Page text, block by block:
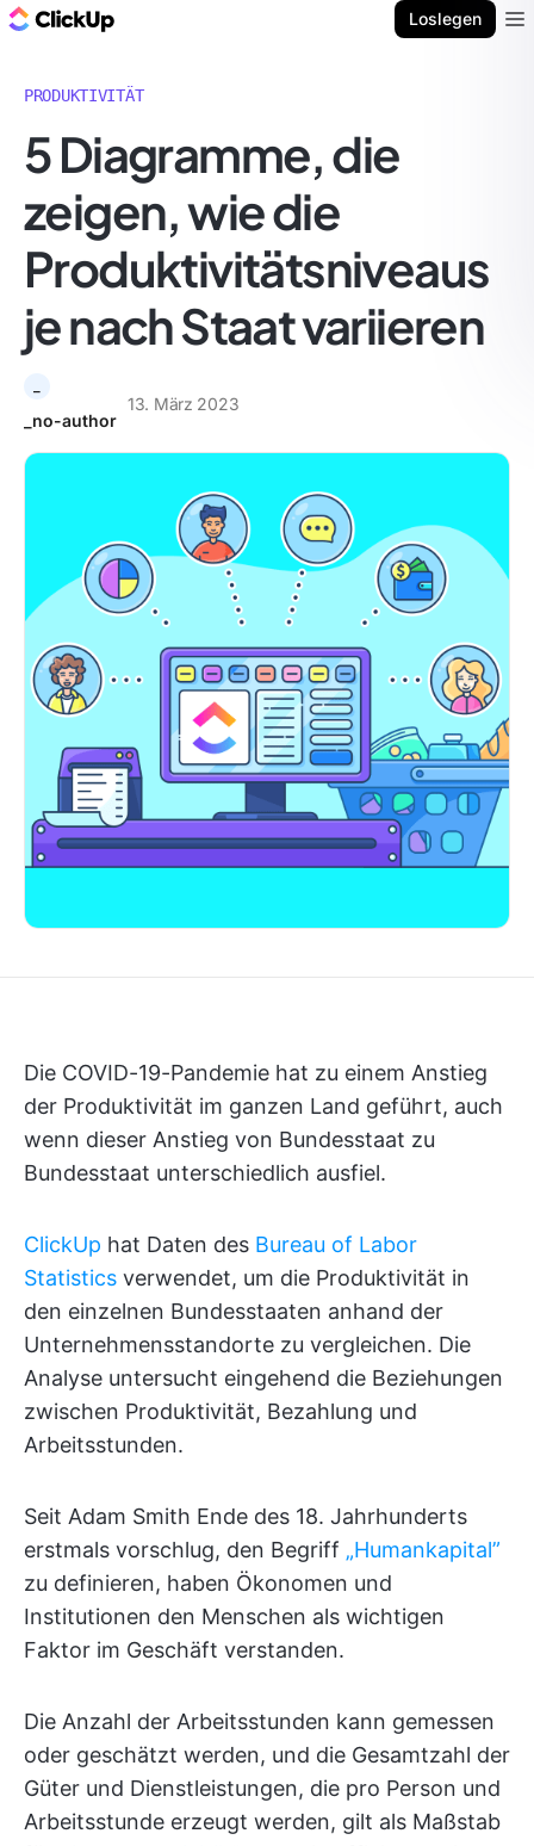
Loslegen
PRODUKTIVITÄT
5 Diagramme, die
zeigen, wie die
Produktivitätsniveaus
je nach Staat variieren
_no-author
13. März 2023
Die COVID-19-Pandemie hat zu einem Anstieg
der Produktivität im ganzen Land geführt, auch
wenn dieser Anstieg von Bundesstaat zu
Bundesstaat unterschiedlich ausfiel.
ClickUp hat Daten des Bureau of Labor
Statistics verwendet, um die Produktivität in
den einzelnen Bundesstaaten anhand der
Unternehmensstandorte zu vergleichen. Die
Analyse untersucht eingehend die Beziehungen
zwischen Produktivität, Bezahlung und
Arbeitsstunden.
Seit Adam Smith Ende des 18. Jahrhunderts
erstmals vorschlug, den Begriff „Humankapital”
zu definieren, haben Ökonomen und
Institutionen den Menschen als wichtigen
Faktor im Geschäft verstanden.
Die Anzahl der Arbeitsstunden kann gemessen
oder geschätzt werden, und die Gesamtzahl der
Güter und Dienstleistungen, die pro Person und
Arbeitsstunde erzeugt werden, gilt als Maßstab